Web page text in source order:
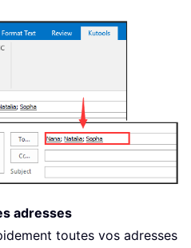
adresses
toutes vos adresses